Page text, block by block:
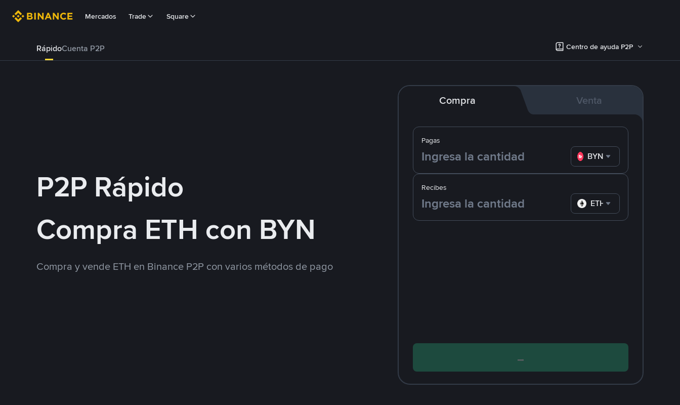
Mercados Trade Square
RápidoCuenta P2P Centro de ayuda P2P
P2P Rápido
Compra ETH con BYN
Compra y vende ETH en Binance P2P con varios métodos de pago
Compra Venta
Pagas
BYN
Recibes
ETH